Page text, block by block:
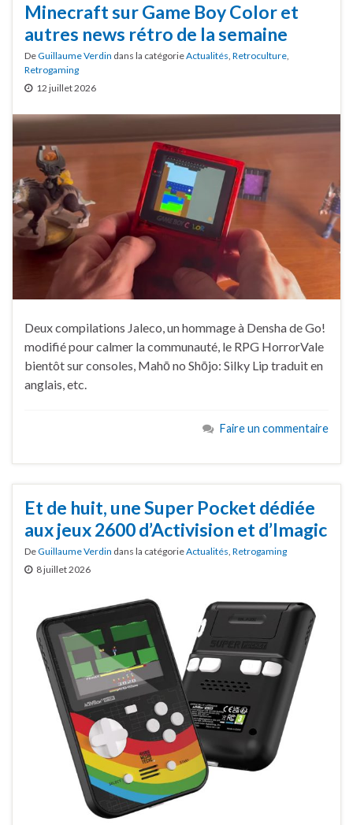
Minecraft sur Game Boy Color et
autres news rétro de la semaine
DeGuillaume Verdin dans la catégorieActualités, Retroculture,
Retrogaming
12 juillet 2026
Deux compilations Jaleco, un hommage à Densha de Go!
modifié pour calmer la communauté, le RPG HorrorVale
bientôt sur consoles, Mahō no Shōjo: Silky Lip traduit en
anglais, etc.
Faire un commentaire
Et de huit, une Super Pocket dédiée
aux jeux 2600 d’Activision et d’Imagic
DeGuillaume Verdin dans la catégorieActualités, Retrogaming
8 juillet 2026